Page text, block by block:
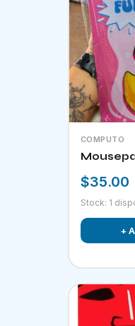
COMPUTO
$35.00
Stock: 1
+